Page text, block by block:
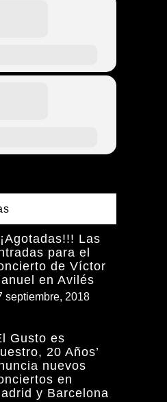
Las
para el
de Víctor
en Avilés
septiembre, 2018
Gusto es
20 Años’
nuevos
en
y Barcelona